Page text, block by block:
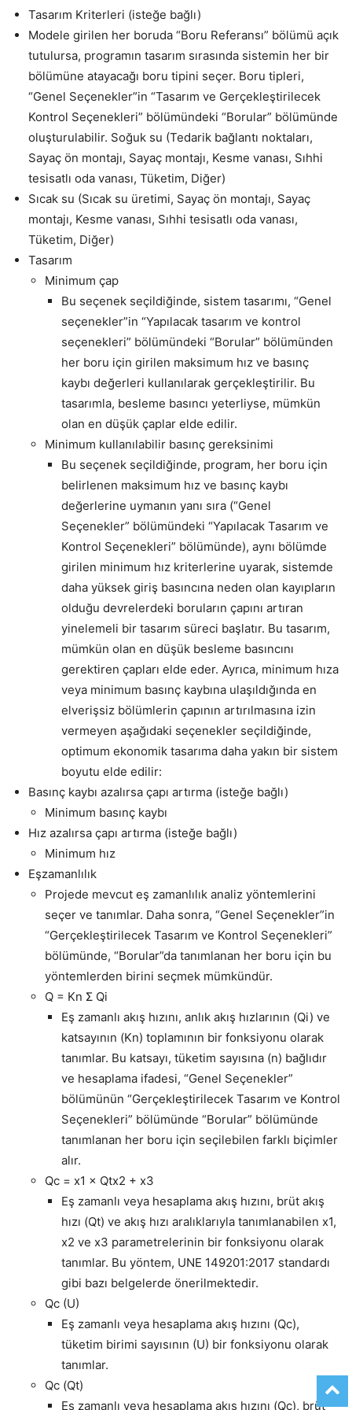
Tasarım Kriterleri (isteğe bağlı)
Modele girilen her boruda “Boru Referansı” bölümü açık
tutulursa, programın tasarım sırasında sistemin her bir
bölümüne atayacağı boru tipini seçer. Boru tipleri,
“Genel Seçenekler”in “Tasarım ve Gerçekleştirilecek
Kontrol Seçenekleri” bölümündeki “Borular” bölümünde
oluşturulabilir. Soğuk su (Tedarik bağlantı noktaları,
Sayaç ön montajı, Sayaç montajı, Kesme vanası, Sıhhi
tesisatlı oda vanası, Tüketim, Diğer)
Sıcak su (Sıcak su üretimi, Sayaç ön montajı, Sayaç
montajı, Kesme vanası, Sıhhi tesisatlı oda vanası,
Tüketim, Diğer)
Tasarım
Minimum çap
Bu seçenek seçildiğinde, sistem tasarımı, “Genel
seçenekler”in “Yapılacak tasarım ve kontrol
seçenekleri” bölümündeki “Borular” bölümünden
her boru için girilen maksimum hız ve basınç
kaybı değerleri kullanılarak gerçekleştirilir. Bu
tasarımla, besleme basıncı yeterliyse, mümkün
olan en düşük çaplar elde edilir.
Minimum kullanılabilir basınç gereksinimi
Bu seçenek seçildiğinde, program, her boru için
belirlenen maksimum hız ve basınç kaybı
değerlerine uymanın yanı sıra (“Genel
Seçenekler” bölümündeki “Yapılacak Tasarım ve
Kontrol Seçenekleri” bölümünde), aynı bölümde
girilen minimum hız kriterlerine uyarak, sistemde
daha yüksek giriş basıncına neden olan kayıpların
olduğu devrelerdeki boruların çapını artıran
yinelemeli bir tasarım süreci başlatır. Bu tasarım,
mümkün olan en düşük besleme basıncını
gerektiren çapları elde eder. Ayrıca, minimum hıza
veya minimum basınç kaybına ulaşıldığında en
elverişsiz bölümlerin çapının artırılmasına izin
vermeyen aşağıdaki seçenekler seçildiğinde,
optimum ekonomik tasarıma daha yakın bir sistem
boyutu elde edilir:
Basınç kaybı azalırsa çapı artırma (isteğe bağlı)
Minimum basınç kaybı
Hız azalırsa çapı artırma (isteğe bağlı)
Minimum hız
Eşzamanlılık
Projede mevcut eş zamanlılık analiz yöntemlerini
seçer ve tanımlar. Daha sonra, “Genel Seçenekler”in
“Gerçekleştirilecek Tasarım ve Kontrol Seçenekleri”
bölümünde, “Borular”da tanımlanan her boru için bu
yöntemlerden birini seçmek mümkündür.
Q = Kn Σ Qi
Eş zamanlı akış hızını, anlık akış hızlarının (Qi) ve
katsayının (Kn) toplamının bir fonksiyonu olarak
tanımlar. Bu katsayı, tüketim sayısına (n) bağlıdır
ve hesaplama ifadesi, “Genel Seçenekler”
bölümünün “Gerçekleştirilecek Tasarım ve Kontrol
Seçenekleri” bölümünde “Borular” bölümünde
tanımlanan her boru için seçilebilen farklı biçimler
alır.
Qc = x1 × Qtx2 + x3
Eş zamanlı veya hesaplama akış hızını, brüt akış
hızı (Qt) ve akış hızı aralıklarıyla tanımlanabilen x1,
x2 ve x3 parametrelerinin bir fonksiyonu olarak
tanımlar. Bu yöntem, UNE 149201:2017 standardı
gibi bazı belgelerde önerilmektedir.
Qc (U)
Eş zamanlı veya hesaplama akış hızını (Qc),
tüketim birimi sayısının (U) bir fonksiyonu olarak
tanımlar.
Qc (Qt)
Eş zamanlı veya hesaplama akış hızını (Qc), brüt